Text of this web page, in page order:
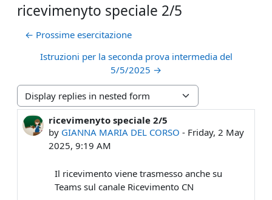
ricevimenyto speciale 2/5
← Prossime esercitazione
Istruzioni per la seconda prova intermedia del
5/5/2025 →
Display mode
ricevimenyto speciale 2/5
by GIANNA MARIA DEL CORSO - Friday, 2 May
2025, 9:19 AM
Number of replies: 0
Il ricevimento viene trasmesso anche su
Teams sul canale Ricevimento CN